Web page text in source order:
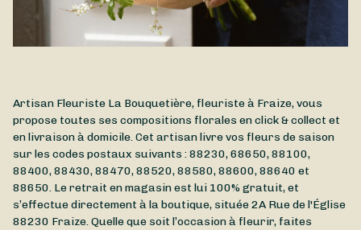
Artisan Fleuriste La Bouquetière, fleuriste à Fraize, vous
propose toutes ses compositions florales en click & collect et
en livraison à domicile. Cet artisan livre vos fleurs de saison
sur les codes postaux suivants : 88230, 68650, 88100,
88400, 88430, 88470, 88520, 88580, 88600, 88640 et
88650. Le retrait en magasin est lui 100% gratuit, et
s’effectue directement à la boutique, située2A Rue de l'Église
88230 Fraize. Quelle que soit l’occasion à fleurir, faites